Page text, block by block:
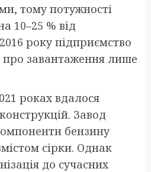
тому потужності
10–25 % від
року підприємство
про завантаження лише
роках вдалося
Завод
бензину
сірки. Однак
до сучасних